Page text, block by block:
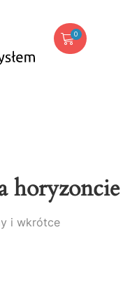
0
horyzoncie
i wkrótce